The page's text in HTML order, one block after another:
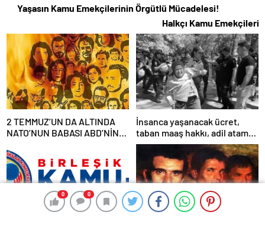
0 0
0 0
Yaşasın Kamu Emekçilerinin Örgütlü Mücadelesi!
Halkçı Kamu Emekçileri
2 TEMMUZ’UN DA ALTINDA
NATO’NUN BABASI ABD’NİN
İnsanca yaşanacak ücret,
taban maaş hakkı, adil atama
sistemi, laik, bilimsel,
demokratik, parasız bir eğitim
sistemi sağlanana dek
mücadelemizi sürdüreceğiz.